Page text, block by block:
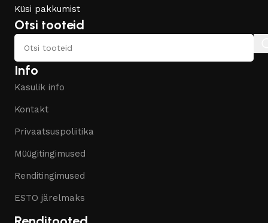
Küsi pakkumist
Otsi tooteid
Info
Kasulik info
Kontakt
Privaatsuspoliitika
Müügitingimused
Renditingimused
ESTO järelmaks